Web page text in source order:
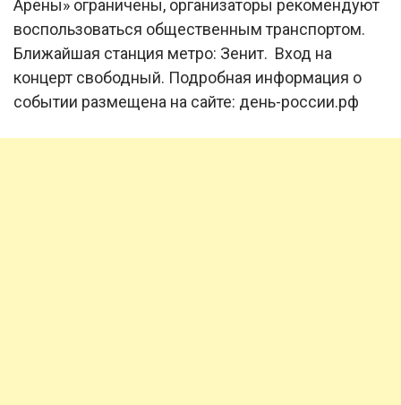
Арены» ограничены, организаторы рекомендуют
воспользоваться общественным транспортом.
Ближайшая станция метро: Зенит. Вход на
концерт свободный. Подробная информация о
событии размещена на сайте: день-россии.рф